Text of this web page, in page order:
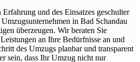
und des Einsatzes geschulter
in Bad Schandau
überzeugen. Wir beraten Sie
an Ihre Bedürfnisse an und
des Umzugs planbar und transparent
sein, dass Ihr Umzug nicht nur